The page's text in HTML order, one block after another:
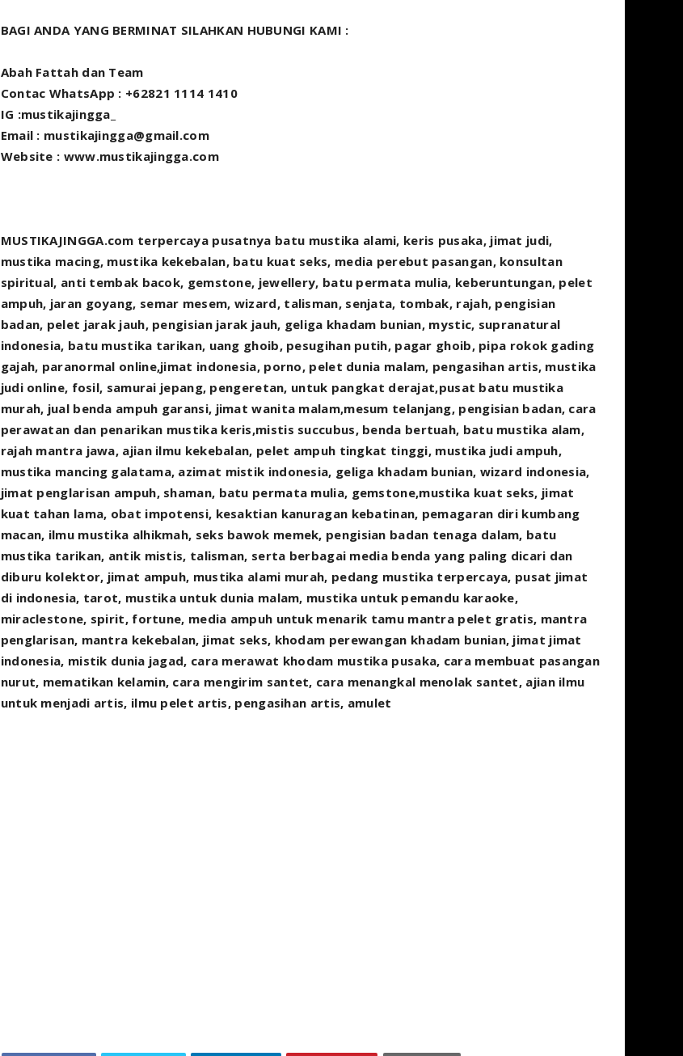
BAGI ANDA YANG BERMINAT SILAHKAN HUBUNGI KAMI :
Abah Fattah dan Team
Contac WhatsApp : +62821 1114 1410
IG :mustikajingga_
Email : mustikajingga@gmail.com
Website : www.mustikajingga.com
MUSTIKAJINGGA.com terpercaya pusatnya batu mustika alami, keris pusaka, jimat judi,
mustika macing, mustika kekebalan, batu kuat seks, media perebut pasangan, konsultan
spiritual, anti tembak bacok, gemstone, jewellery, batu permata mulia, keberuntungan, pelet
ampuh, jaran goyang, semar mesem, wizard, talisman, senjata, tombak, rajah, pengisian
badan, pelet jarak jauh, pengisian jarak jauh, geliga khadam bunian, mystic, supranatural
indonesia, batu mustika tarikan, uang ghoib, pesugihan putih, pagar ghoib, pipa rokok gading
gajah, paranormal online,jimat indonesia, porno, pelet dunia malam, pengasihan artis, mustika
judi online, fosil, samurai jepang, pengeretan, untuk pangkat derajat,pusat batu mustika
murah, jual benda ampuh garansi, jimat wanita malam,mesum telanjang, pengisian badan, cara
perawatan dan penarikan mustika keris,mistis succubus, benda bertuah, batu mustika alam,
rajah mantra jawa, ajian ilmu kekebalan, pelet ampuh tingkat tinggi, mustika judi ampuh,
mustika mancing galatama, azimat mistik indonesia, geliga khadam bunian, wizard indonesia,
jimat penglarisan ampuh, shaman, batu permata mulia, gemstone,mustika kuat seks, jimat
kuat tahan lama, obat impotensi, kesaktian kanuragan kebatinan, pemagaran diri kumbang
macan, ilmu mustika alhikmah, seks bawok memek, pengisian badan tenaga dalam, batu
mustika tarikan, antik mistis, talisman, serta berbagai media benda yang paling dicari dan
diburu kolektor, jimat ampuh, mustika alami murah, pedang mustika terpercaya, pusat jimat
di indonesia, tarot, mustika untuk dunia malam, mustika untuk pemandu karaoke,
miraclestone, spirit, fortune, media ampuh untuk menarik tamu mantra pelet gratis, mantra
penglarisan, mantra kekebalan, jimat seks, khodam perewangan khadam bunian, jimat jimat
indonesia, mistik dunia jagad, cara merawat khodam mustika pusaka, cara membuat pasangan
nurut, mematikan kelamin, cara mengirim santet, cara menangkal menolak santet, ajian ilmu
untuk menjadi artis, ilmu pelet artis, pengasihan artis, amulet